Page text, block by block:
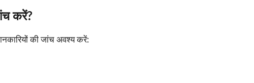
करें?
की जांच अवश्य करें: